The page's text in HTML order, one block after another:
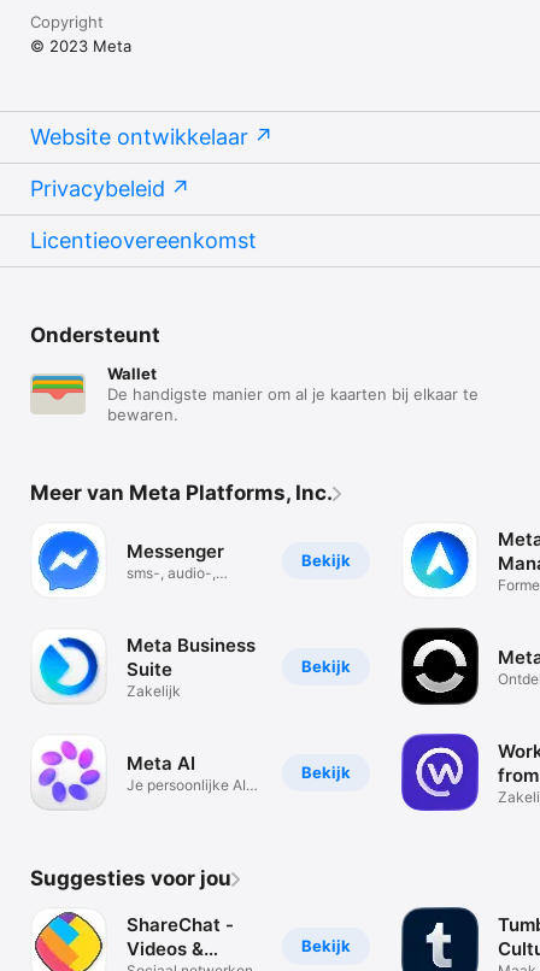
Copyright
© 2023 Meta
Website ontwikkelaar
Privacybeleid
Licentieovereenkomst
Ondersteunt
Wallet
De handigste manier om al je kaarten bij elkaar te
bewaren.
Meer van Meta Platforms, Inc.
Bekijk
Messenger
sms-, audio-,
Bekijk
Meta Business
Suite
Zakelijk
Bekijk
Meta AI
Je persoonlijke AI-
Suggesties voor jou
Bekijk
ShareChat -
Videos &